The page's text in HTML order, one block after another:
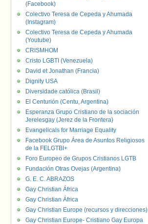
(Facebook)
Colectivo Teresa de Cepeda y Ahumada
(Instagram)
Colectivo Teresa de Cepeda y Ahumada
(Youtube)
CRISMHOM
Cristo LGBTI (Venezuela)
David et Jonathan (Francia)
Dignity USA
Diversidade católica (Brasil)
El Centurión (Centu, Argentina)
Esperanza Grupo Cristiano de la sociación
Jerelesgay (Jerez de la Frontera)
Evangelicals for Marriage Equality
Facebook Grupo Área de Asuntos Religiosos
de la FELGTBI+
Foro Europeo de Grupos Cristianos LGTB
Fundación Otras Ovejas (Argentina)
G. E. C. ABRAZOS
Gay Christian África
Gay Christian África
Gay Christian Europe (recursos y direcciones)
Gay Christian Europe- Cristiano Gay Europa